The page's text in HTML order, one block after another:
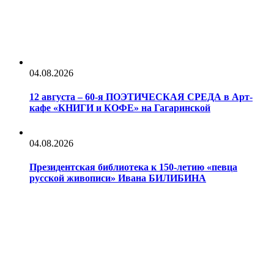
04.08.2026
12 августа – 60-я ПОЭТИЧЕСКАЯ СРЕДА в Арт-
кафе «КНИГИ и КОФЕ» на Гагаринской
04.08.2026
Президентская библиотека к 150-летию «певца
русской живописи» Ивана БИЛИБИНА